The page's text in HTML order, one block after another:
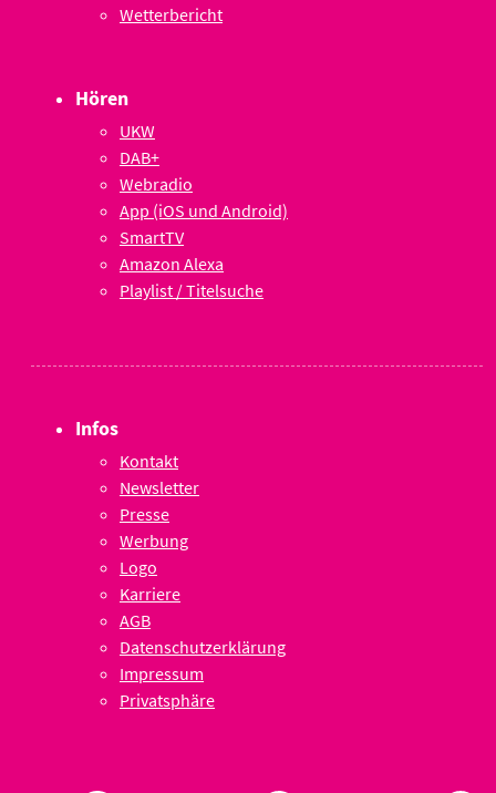
Wetterbericht
Hören
UKW
DAB+
Webradio
App (iOS und Android)
SmartTV
Amazon Alexa
Playlist / Titelsuche
Infos
Kontakt
Newsletter
Presse
Werbung
Logo
Karriere
AGB
Datenschutzerklärung
Impressum
Privatsphäre